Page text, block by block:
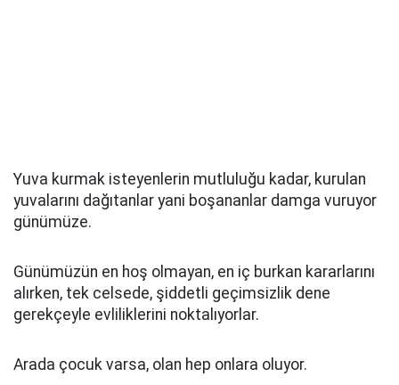
Yuva kurmak isteyenlerin mutluluğu kadar, kurulan
yuvalarını dağıtanlar yani boşananlar damga vuruyor
günümüze.
Günümüzün en hoş olmayan, en iç burkan kararlarını
alırken, tek celsede, şiddetli geçimsizlik dene
gerekçeyle evliliklerini noktalıyorlar.
Arada çocuk varsa, olan hep onlara oluyor.